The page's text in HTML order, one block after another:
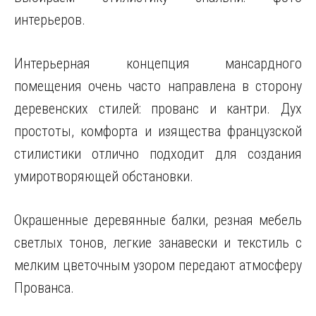
интерьеров.
Интерьерная концепция мансардного
помещения очень часто направлена в сторону
деревенских стилей: прованс и кантри. Дух
простоты, комфорта и изящества французской
стилистики отлично подходит для создания
умиротворяющей обстановки.
Окрашенные деревянные балки, резная мебель
светлых тонов, легкие занавески и текстиль с
мелким цветочным узором передают атмосферу
Прованса.